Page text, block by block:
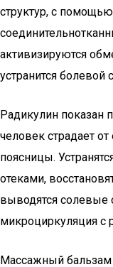
структур, с
активизируются
устранится
Радикулин показан
человек страдает
поясницы.
отеками,
выводятся солевые
микроциркуляция с
Массажный бальзам